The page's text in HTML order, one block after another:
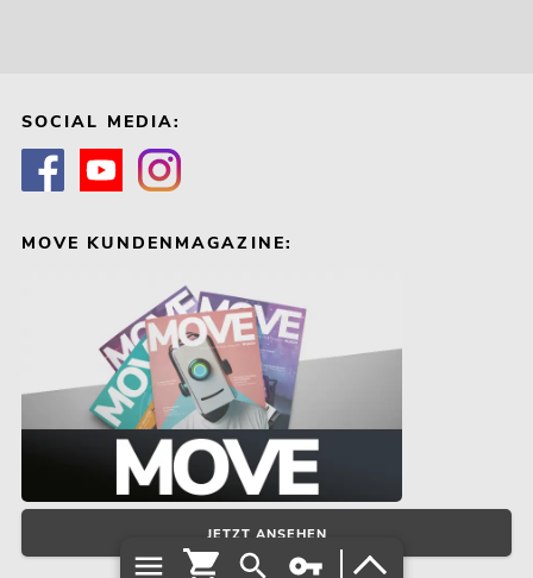
SOCIAL MEDIA:
MOVE KUNDENMAGAZINE:
JETZT ANSEHEN